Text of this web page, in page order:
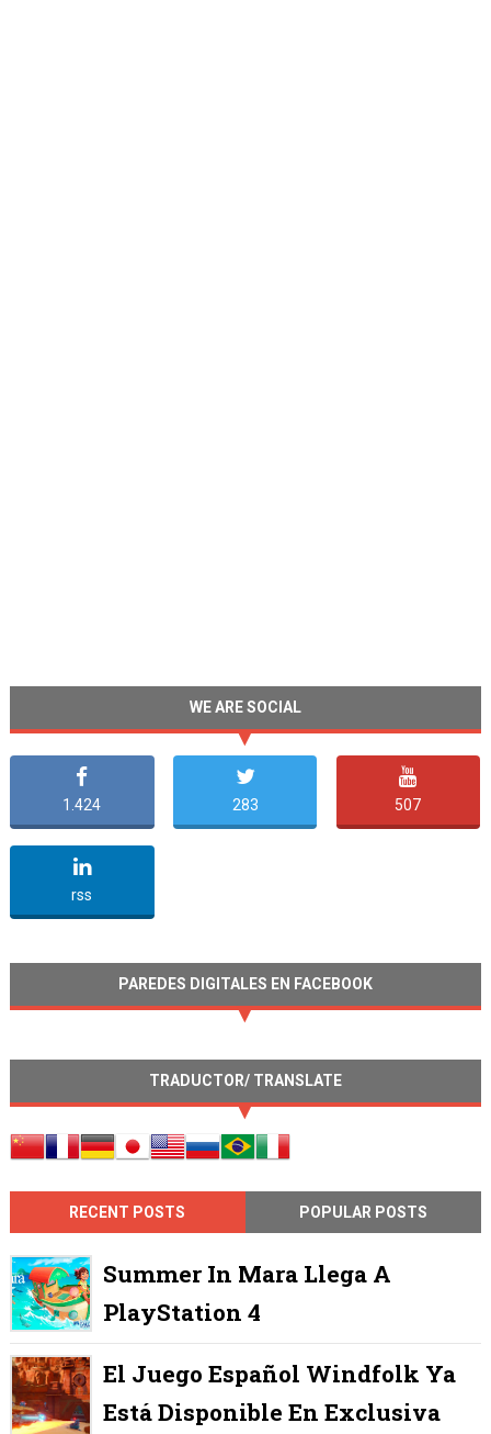
WE ARE SOCIAL
1.424 283 507
rss
PAREDES DIGITALES EN FACEBOOK
TRADUCTOR/ TRANSLATE
RECENT POSTS POPULAR POSTS
Summer In Mara Llega A
PlayStation 4
El Juego Español Windfolk Ya
Está Disponible En Exclusiva